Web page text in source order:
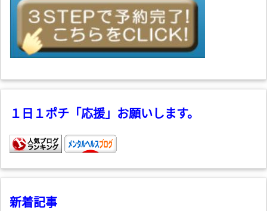
１日１ポチ「応援」お願いします。
新着記事